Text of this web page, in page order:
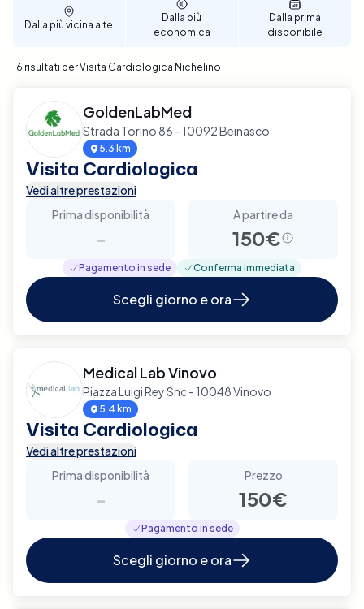
per garantire un supporto diagnostico completo e
affidabile per la tua salute cardiaca a Nichelino.
Dalla più vicina a te
Dalla più
economica
Dalla prima
disponibile
16 risultati per Visita Cardiologica Nichelino
GoldenLabMed
Strada Torino 86 - 10092 Beinasco
5.3 km
Visita Cardiologica
Vedi altre prestazioni
Prima disponibilità
-
A partire da
150€
Pagamento in sede Conferma immediata
Scegli giorno e ora
Medical Lab Vinovo
Piazza Luigi Rey Snc - 10048 Vinovo
5.4 km
Visita Cardiologica
Vedi altre prestazioni
Prima disponibilità
-
Prezzo
150€
Pagamento in sede
Scegli giorno e ora